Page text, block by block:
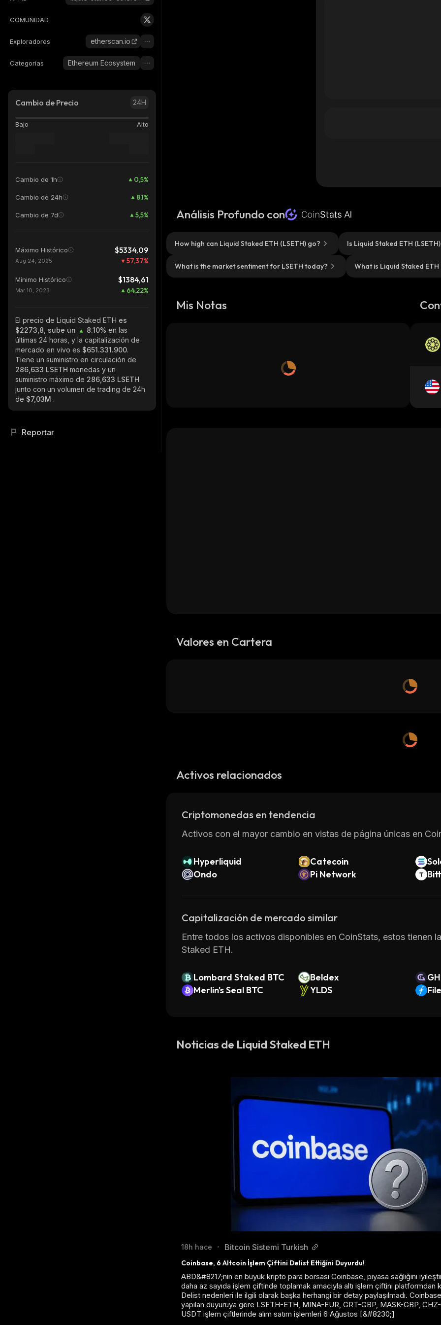
COMUNIDAD
Exploradores etherscan.io
Categorías Ethereum Ecosystem
Cambio de Precio 24H
Bajo Alto
Cambio de 1h 0,5%
Cambio de 24h 8,1%
Cambio de 7d 5,5%
Máximo Histórico $5334,09
Aug 24, 2025 57,37%
Mínimo Histórico $1384,61
Mar 10, 2023 64,22%
El precio de Liquid Staked ETH es
$2273,8, sube un
8.10% en las
últimas 24 horas, y la capitalización de
mercado en vivo es $651.331.900.
Tiene un suministro en circulación de
286,633 LSETH monedas y un
suministro máximo de 286,633 LSETH
junto con un volumen de trading de 24h
de $7,03M .
Reportar
Análisis Profundo con
How high can Liquid Staked ETH (LSETH) go? Is Liquid Staked ETH
What is the market sentiment for LSETH today? What is Liquid Staked
Mis Notas
Valores en Cartera
Activos relacionados
Criptomonedas en tendencia
Activos con el mayor cambio en vistas de página únicas en
Hyperliquid Catecoin
Ondo
Pi Network
Capitalización de mercado similar
Entre todos los activos disponibles en CoinStats, estos tienen
Staked ETH.
Lombard Staked BTC Beldex
Merlin's Seal BTC
YLDS
Noticias de Liquid Staked ETH
18h hace • Bitcoin Sistemi Turkish
Coinbase, 6 Altcoin İşlem Çiftini Delist Ettiğini Duyurdu!
ABD&#8217;nin en büyük kripto para borsası Coinbase, piyasa sağlığını
daha az sayıda işlem çiftinde toplamak amacıyla altı işlem çiftini platformdan
Delist nedenleri ile ilgili olarak başka herhangi bir detay paylaşılmadı.
yapılan duyuruya göre LSETH-ETH, MINA-EUR, GRT-GBP, MASK-GBP,
USDT işlem çiftlerinde alım satım işlemleri 6 Ağustos [&#8230;]